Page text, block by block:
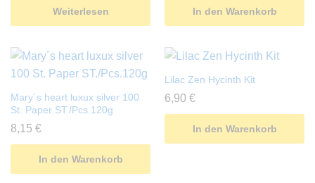
Weiterlesen In den Warenkorb
Mary´s heart luxux silver 100
St. Paper ST./Pcs.120g
8,15 €
In den Warenkorb
Lilac Zen Hycinth Kit
6,90 €
In den Warenkorb